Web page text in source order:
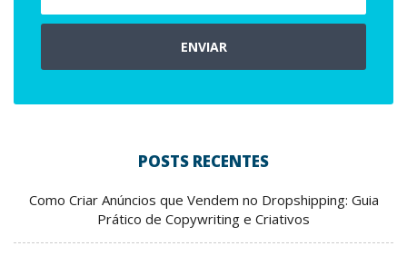
ENVIAR
POSTS RECENTES
Como Criar Anúncios que Vendem no Dropshipping: Guia
Prático de Copywriting e Criativos